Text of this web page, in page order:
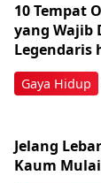
Gaya Hidup
10 Tempat
yang Wajib
Legendaris
Jelang
Kaum